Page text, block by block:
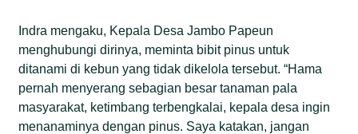
Indra mengaku, Kepala Desa Jambo Papeun
menghubungi dirinya, meminta bibit pinus untuk
ditanami di kebun yang tidak dikelola tersebut. “Hama
pernah menyerang sebagian besar tanaman pala
masyarakat, ketimbang terbengkalai, kepala desa ingin
menanaminya dengan pinus. Saya katakan, jangan